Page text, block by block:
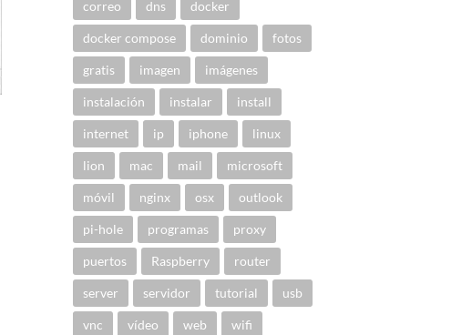
correo dns docker
docker compose dominio fotos
gratis imagen imágenes
instalación instalar install
internet ip iphone linux
lion mac mail microsoft
móvil nginx osx outlook
pi-hole programas proxy
puertos Raspberry router
server servidor tutorial usb
vnc vídeo web wifi